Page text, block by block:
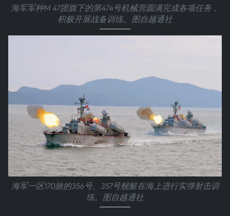
海军军种M 47团旗下的第474号机械营圆满完成各项任务，
积极开展战备训练。图自越通社
海军一区170旅的356号、357号舰艇在海上进行实弹射击训
练。图自越通社